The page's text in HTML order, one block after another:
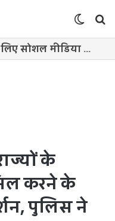
Switch
skin
भारत पर 100% टैरिफ को अपनों ने बताया ‘आत्मघाती कदम’, ट्रंप प्रशासन पर उठे सवाल
के
करने के
पुलिस ने